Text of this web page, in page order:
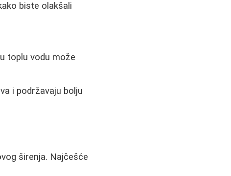
biste olakšali
toplu vodu može
i podržavaju bolju
širenja. Najčešće